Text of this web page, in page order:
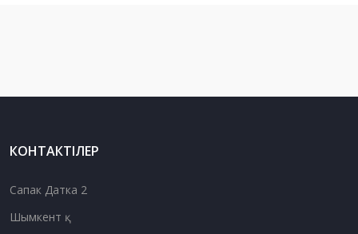
КОНТАКТІЛЕР
Сапак Датка 2
Шымкент қ.